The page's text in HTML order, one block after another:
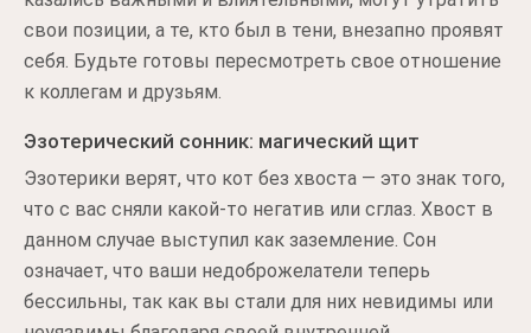
свои позиции, а те, кто был в тени, внезапно проявят
себя. Будьте готовы пересмотреть свое отношение
к коллегам и друзьям.
Эзотерический сонник: магический щит
Эзотерики верят, что кот без хвоста — это знак того,
что с вас сняли какой-то негатив или сглаз. Хвост в
данном случае выступил как заземление. Сон
означает, что ваши недоброжелатели теперь
бессильны, так как вы стали для них невидимы или